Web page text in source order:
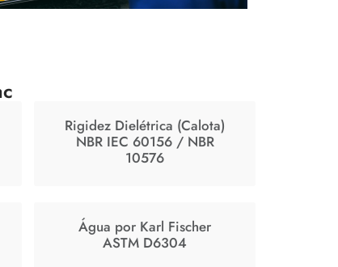
Rigidez Dielétrica (Calota)
NBR IEC 60156 / NBR
10576
Água por Karl Fischer
ASTM D6304